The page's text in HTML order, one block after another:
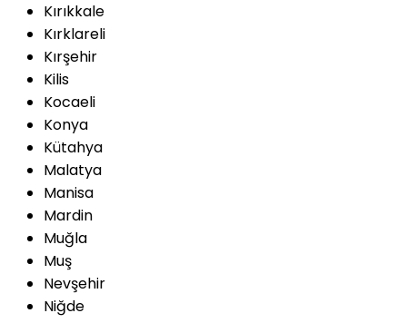
Kırıkkale
Kırklareli
Kırşehir
Kilis
Kocaeli
Konya
Kütahya
Malatya
Manisa
Mardin
Muğla
Muş
Nevşehir
Niğde